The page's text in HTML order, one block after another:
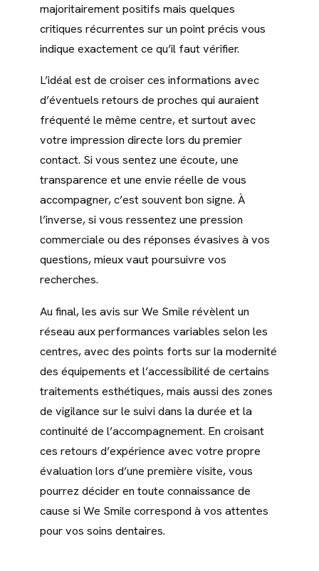
majoritairement positifs mais quelques
critiques récurrentes sur un point précis vous
indique exactement ce qu’il faut vérifier.
L’idéal est de croiser ces informations avec
d’éventuels retours de proches qui auraient
fréquenté le même centre, et surtout avec
votre impression directe lors du premier
contact. Si vous sentez une écoute, une
transparence et une envie réelle de vous
accompagner, c’est souvent bon signe. À
l’inverse, si vous ressentez une pression
commerciale ou des réponses évasives à vos
questions, mieux vaut poursuivre vos
recherches.
Au final, les avis sur We Smile révèlent un
réseau aux performances variables selon les
centres, avec des points forts sur la modernité
des équipements et l’accessibilité de certains
traitements esthétiques, mais aussi des zones
de vigilance sur le suivi dans la durée et la
continuité de l’accompagnement. En croisant
ces retours d’expérience avec votre propre
évaluation lors d’une première visite, vous
pourrez décider en toute connaissance de
cause si We Smile correspond à vos attentes
pour vos soins dentaires.